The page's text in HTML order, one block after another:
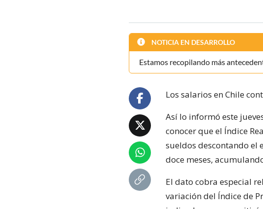
NOTICIA EN DESARROLLO
Estamos recopilando más
Los salarios en Chile
Así lo informó este
conocer que el Índice
sueldos descontando el
doce meses,
El dato cobra especial
variación del Índice de